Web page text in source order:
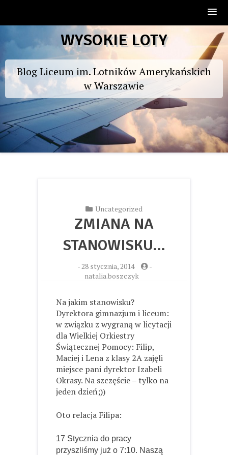
to
WYSOKIE LOTY
Blog Liceum im. Lotników Amerykańskich
w Warszawie
Uncategorized
ZMIANA NA
STANOWISKU…
-28 stycznia, 2014
-
natalia.boszczyk
Na jakim stanowisku?
Dyrektora gimnazjum i liceum:
w związku z wygraną w licytacji
dla Wielkiej Orkiestry
Świątecznej Pomocy: Filip,
Maciej i Lena z klasy 2A zajęli
miejsce pani dyrektor Izabeli
Okrasy. Na szczęście – tylko na
jeden dzień;))
Oto relacja Filipa:
17 Stycznia do pracy
przyszliśmy już o 7:10. Naszą